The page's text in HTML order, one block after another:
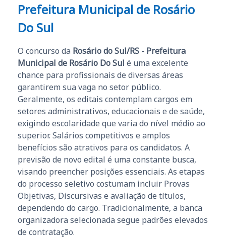
Prefeitura Municipal de Rosário
Do Sul
O concurso da Rosário do Sul/RS - Prefeitura
Municipal de Rosário Do Sul é uma excelente
chance para profissionais de diversas áreas
garantirem sua vaga no setor público.
Geralmente, os editais contemplam cargos em
setores administrativos, educacionais e de saúde,
exigindo escolaridade que varia do nível médio ao
superior. Salários competitivos e amplos
benefícios são atrativos para os candidatos. A
previsão de novo edital é uma constante busca,
visando preencher posições essenciais. As etapas
do processo seletivo costumam incluir Provas
Objetivas, Discursivas e avaliação de títulos,
dependendo do cargo. Tradicionalmente, a banca
organizadora selecionada segue padrões elevados
de contratação.